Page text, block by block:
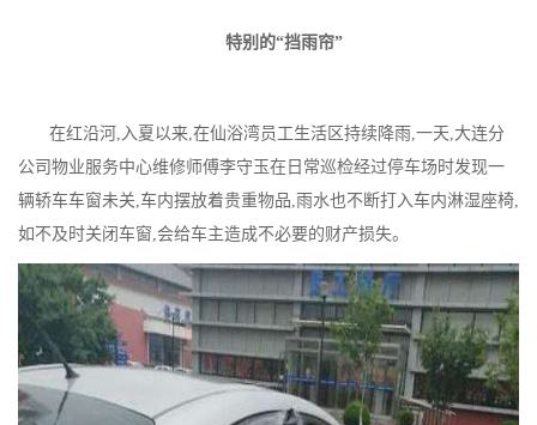
特别的“挡雨帘”
在红沿河,入夏以来,在仙浴湾员工生活区持续降雨,一天,大连分
公司物业服务中心维修师傅李守玉在日常巡检经过停车场时发现一
辆轿车车窗未关,车内摆放着贵重物品,雨水也不断打入车内淋湿座椅,
如不及时关闭车窗,会给车主造成不必要的财产损失。